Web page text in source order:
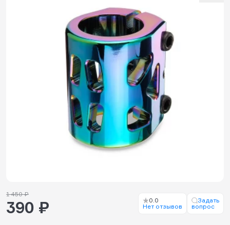
1 450 ₽
390 ₽
0.0
Нет отзывов
Задать
вопрос